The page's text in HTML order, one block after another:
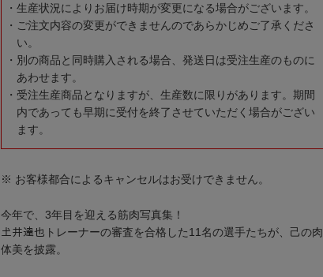
生産状況によりお届け時期が変更になる場合がございます。
ご注文内容の変更ができませんのであらかじめご了承くださ
い。
別の商品と同時購入される場合、発送日は受注生産のものに
あわせます。
受注生産商品となりますが、生産数に限りがあります。期間
内であっても早期に受付を終了させていただく場合がござい
ます。
※ お客様都合によるキャンセルはお受けできません。
今年で、3年目を迎える筋肉写真集！
𡈽井達也トレーナーの審査を合格した11名の選手たちが、己の肉
体美を披露。